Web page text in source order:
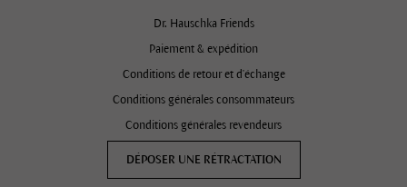
Dr. Hauschka Friends
Paiement & expédition
Conditions de retour et d'échange
Conditions générales consommateurs
Conditions générales revendeurs
DÉPOSER UNE RÉTRACTATION